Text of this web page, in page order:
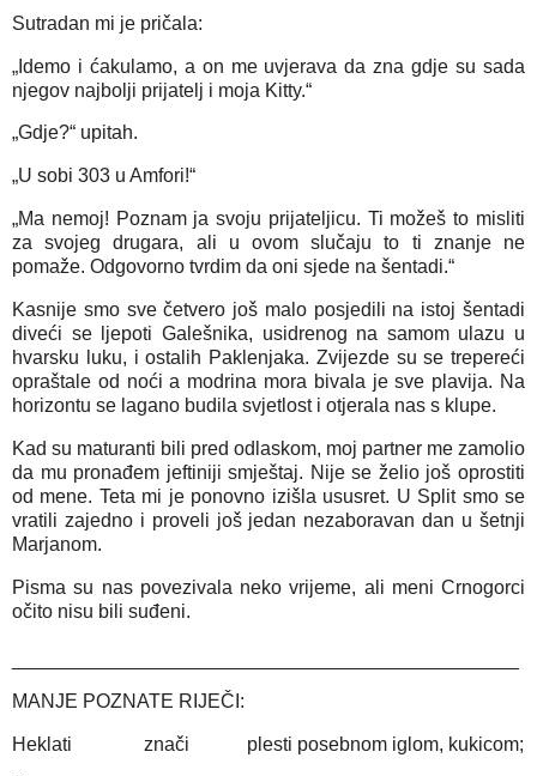
Sutradan mi je pričala:
„Idemo i ćakulamo, a on me uvjerava da zna gdje su sada
njegov najbolji prijatelj i moja Kitty.“
„Gdje?“ upitah.
„U sobi 303 u Amfori!“
„Ma nemoj! Poznam ja svoju prijateljicu. Ti možeš to misliti
za svojeg drugara, ali u ovom slučaju to ti znanje ne
pomaže. Odgovorno tvrdim da oni sjede na šentadi.“
Kasnije smo sve četvero još malo posjedili na istoj šentadi
diveći se ljepoti Galešnika, usidrenog na samom ulazu u
hvarsku luku, i ostalih Paklenjaka. Zvijezde su se trepereći
opraštale od noći a modrina mora bivala je sve plavija. Na
horizontu se lagano budila svjetlost i otjerala nas s klupe.
Kad su maturanti bili pred odlaskom, moj partner me zamolio
da mu pronađem jeftiniji smještaj. Nije se želio još oprostiti
od mene. Teta mi je ponovno izišla ususret. U Split smo se
vratili zajedno i proveli još jedan nezaboravan dan u šetnji
Marjanom.
Pisma su nas povezivala neko vrijeme, ali meni Crnogorci
očito nisu bili suđeni.
MANJE POZNATE RIJEČI:
Heklati znači plesti posebnom iglom, kukicom;